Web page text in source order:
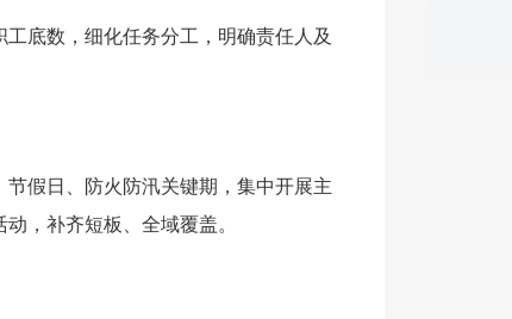
底数，细化任务分工，明确责任人及
假日、防火防汛关键期，集中开展主
，补齐短板、全域覆盖。